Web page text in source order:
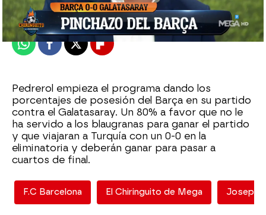
Publicado:11 de marzo de 2022, 00:39
WhatsappFacebook
X Flipboard
Pedrerol empieza el programa dando los
porcentajes de posesión del Barça en su partido
contra el Galatasaray. Un 80% a favor que no le
ha servido a los blaugranas para ganar el partido
y que viajaran a Turquía con un 0-0 en la
eliminatoria y deberán ganar para pasar a
cuartos de final.
F.C Barcelona El Chiringuito de Mega Josep